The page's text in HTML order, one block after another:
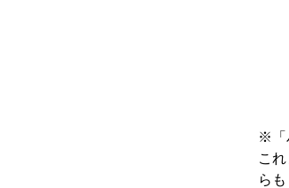
『
『
※「
こ
ら